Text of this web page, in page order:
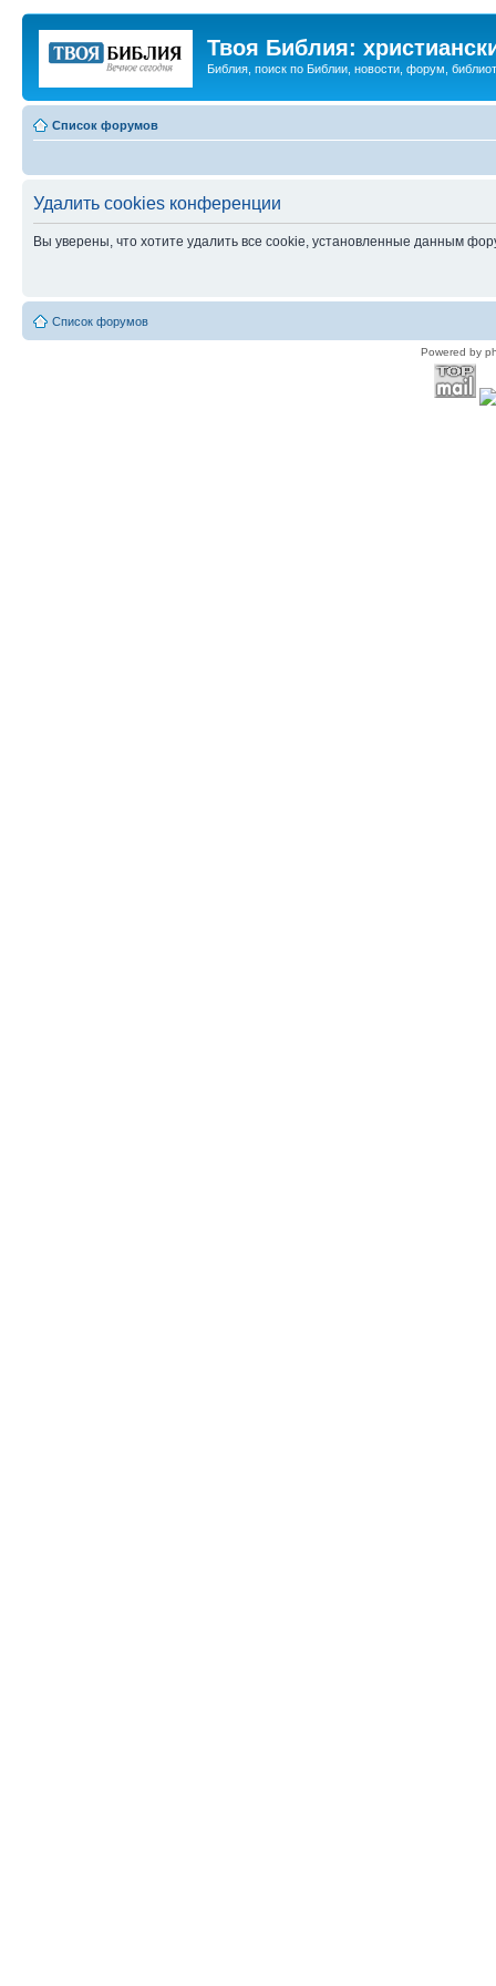
Твоя Библия:
Библия, поиск по Библии, новости, форум,
Список форумов
Удалить cookies конференции
Вы уверены, что хотите удалить все cookie, установленные данным
Список форумов
Powered by